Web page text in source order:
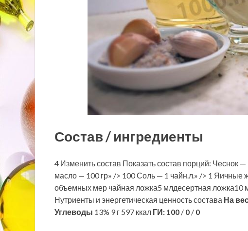
Состав / ингредиенты
4 Изменить состав Показать состав порций: Чеснок
масло — 100 гр» /> 100 Соль — 1 чайн.л.» /> 1 Яичные
объемных мер чайная ложка5 млдесертная ложка10
Нутриенты и энергетическая ценность состава На
Углеводы 13% 9 г 597 ккал ГИ: 100 / 0 / 0